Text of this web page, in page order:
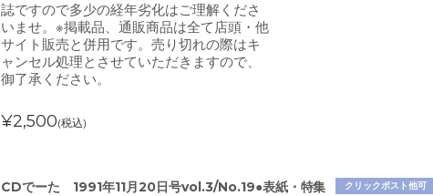
誌ですので多少の経年劣化はご理解くださ
いませ。※掲載品、通販商品は全て店頭・他
サイト販売と併用です。売り切れの際はキ
ャンセル処理とさせていただきますので、
御了承ください。
¥2,500(税込)
クリックポスト他可
CDでーた 1991年11月20日号vol.3/No.19●表紙・特集